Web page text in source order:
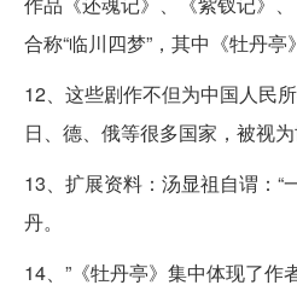
合称“临川四梦”，其中《牡丹亭
12、这些剧作不但为中国人民
日、德、俄等很多国家，被视为
13、扩展资料：汤显祖自谓：“
丹。
14、”《牡丹亭》集中体现了作